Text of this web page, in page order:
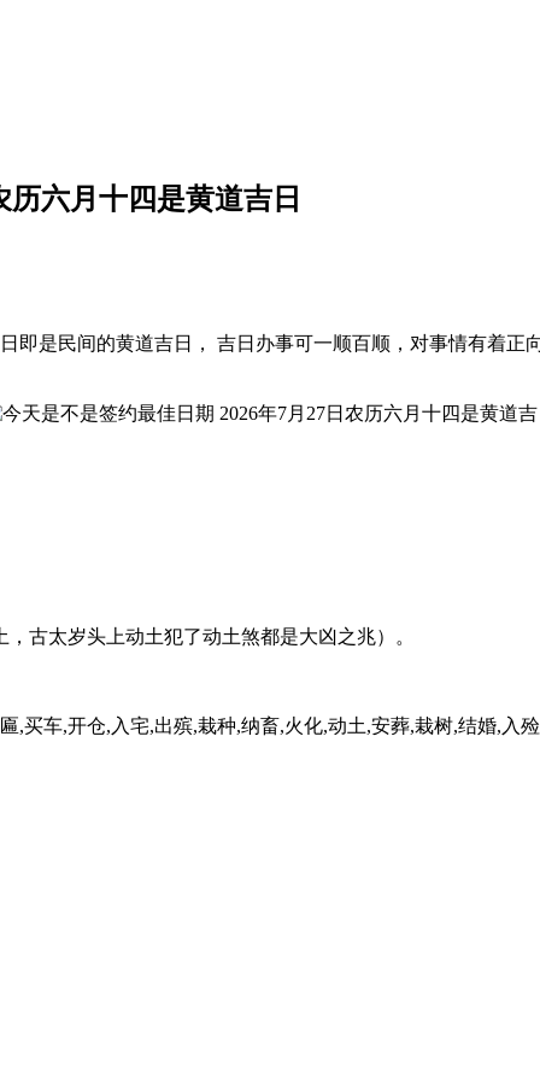
六月十四是黄道吉日
即是民间的黄道吉日， 吉日办事可一顺百顺，对事情有着正
古太岁头上动土犯了动土煞都是大凶之兆）。
,买车,开仓,入宅,出殡,栽种,纳畜,火化,动土,安葬,栽树,结婚,入